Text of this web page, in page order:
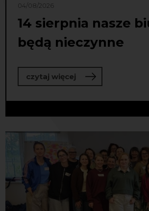
04/08/2026
14 sierpnia nasze
będą nieczynne
czytaj więcejo 14 sierpnia